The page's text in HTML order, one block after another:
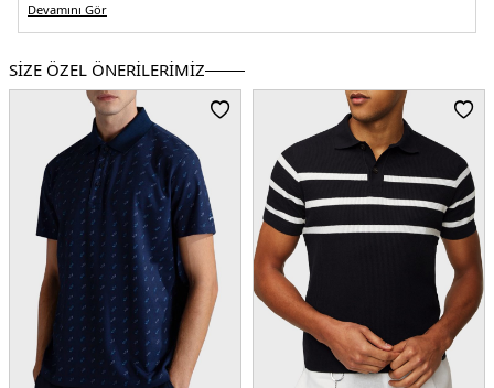
Kol Bilgisi :Kısa Kol
Detay :-Göğüste minimal logosu-Yaka ve manşetlerde kontrast renkli şerit
detayları
Üretim Yeri :İtalya
5DY124411319011.07
Devamını Gör
SİZE ÖZEL ÖNERİLERİMİZ